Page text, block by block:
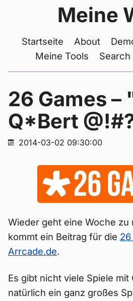
Meine
Startseite About
Meine Tools
Search
26 Games –
Q*Bert
2014-03-02 09:30:00
Wieder geht eine Woche zu
kommt ein Beitrag für die 26
Arrcade.de.
Es gibt nicht viele Spiele mit
natürlich ein ganz großes